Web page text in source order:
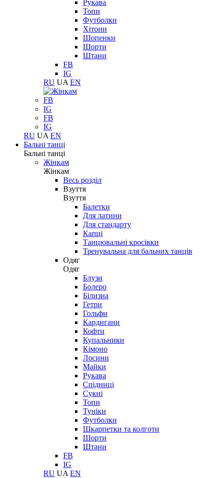
Рукава
Топи
Футболки
Хітони
Шопенки
Шорти
Штани
FB
IG
RU UA EN
FB
IG
FB
IG
RU UA EN
Бальні танці
Бальні танці
Жінкам
Жінкам
Весь розділ
Взуття
Взуття
Балетки
Для латини
Для стандарту
Капці
Танцювальні кросівки
Тренувальна для бальних танців
Одяг
Одяг
Блузи
Болеро
Білизна
Гетри
Гольфи
Кардигани
Кофти
Купальники
Кімоно
Лосини
Майки
Рукава
Спідниці
Сукні
Топи
Туніки
Футболки
Шкарпетки та колготи
Шорти
Штани
FB
IG
RU UA EN